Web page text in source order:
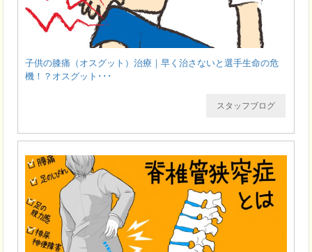
子供の膝痛（オスグット）治療｜早く治さないと選手生命の危
機！？オスグット･･･
スタッフブログ